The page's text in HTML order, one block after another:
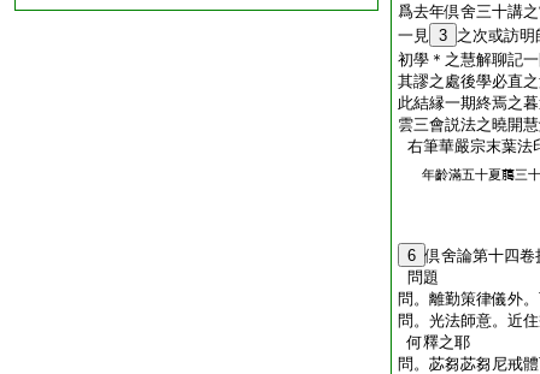
爲去年倶舍三十講
一見 3 之次或訪
初學＊之慧解聊記
其謬之處後學必直
此結縁一期終焉之
雲三會説法之曉開
右筆華嚴宗末葉法
年齡滿五十夏﨟三
6 倶舍論第十四卷
問題
問。離勤策律儀外
問。光法師意。近
何釋之耶
問。苾芻苾芻尼戒